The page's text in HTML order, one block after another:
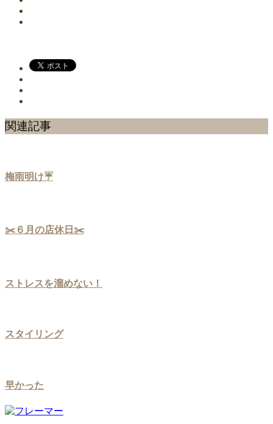
関連記事
梅雨明け☔
✂️６月の店休日✂️
ストレスを溜めない！
スタイリング
早かった